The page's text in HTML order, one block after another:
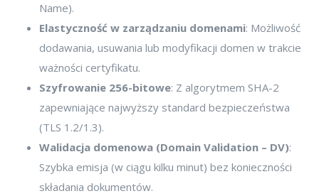
Name).
Elastyczność w zarządzaniu domenami: Możliwość
dodawania, usuwania lub modyfikacji domen w trakcie
ważności certyfikatu.
Szyfrowanie 256-bitowe: Z algorytmem SHA-2
zapewniające najwyższy standard bezpieczeństwa
(TLS 1.2/1.3).
Walidacja domenowa (Domain Validation – DV):
Szybka emisja (w ciągu kilku minut) bez konieczności
składania dokumentów.